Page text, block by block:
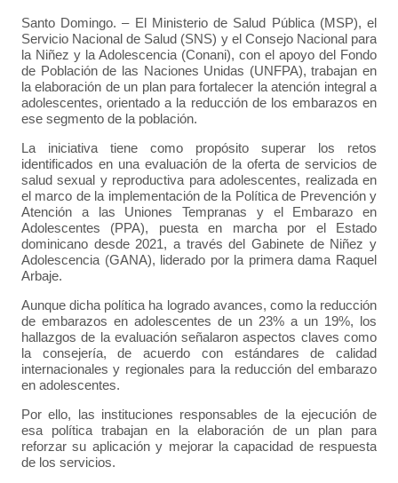
Santo Domingo. – El Ministerio de Salud Pública (MSP), el
Servicio Nacional de Salud (SNS) y el Consejo Nacional para
la Niñez y la Adolescencia (Conani), con el apoyo del Fondo
de Población de las Naciones Unidas (UNFPA), trabajan en
la elaboración de un plan para fortalecer la atención integral a
adolescentes, orientado a la reducción de los embarazos en
ese segmento de la población.
La iniciativa tiene como propósito superar los retos
identificados en una evaluación de la oferta de servicios de
salud sexual y reproductiva para adolescentes, realizada en
el marco de la implementación de la Política de Prevención y
Atención a las Uniones Tempranas y el Embarazo en
Adolescentes (PPA), puesta en marcha por el Estado
dominicano desde 2021, a través del Gabinete de Niñez y
Adolescencia (GANA), liderado por la primera dama Raquel
Arbaje.
Aunque dicha política ha logrado avances, como la reducción
de embarazos en adolescentes de un 23% a un 19%, los
hallazgos de la evaluación señalaron aspectos claves como
la consejería, de acuerdo con estándares de calidad
internacionales y regionales para la reducción del embarazo
en adolescentes.
Por ello, las instituciones responsables de la ejecución de
esa política trabajan en la elaboración de un plan para
reforzar su aplicación y mejorar la capacidad de respuesta
de los servicios.